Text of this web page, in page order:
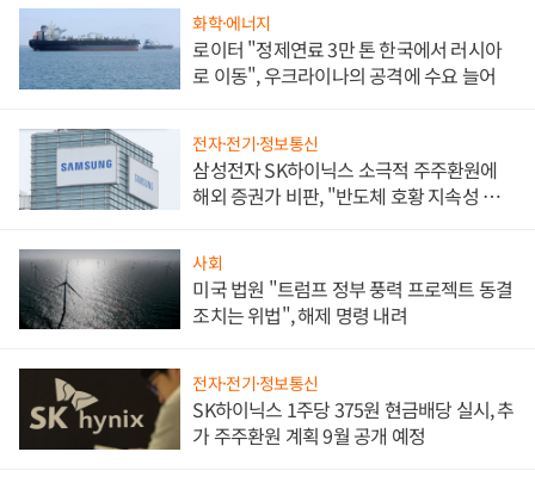
화학·에너지
로이터 "정제연료 3만 톤 한국에서 러시아
로 이동", 우크라이나의 공격에 수요 늘어
전자·전기·정보통신
삼성전자 SK하이닉스 소극적 주주환원에
해외 증권가 비판, "반도체 호황 지속성 의
사회
미국 법원 "트럼프 정부 풍력 프로젝트 동결
조치는 위법", 해제 명령 내려
전자·전기·정보통신
SK하이닉스 1주당 375원 현금배당 실시, 추
가 주주환원 계획 9월 공개 예정